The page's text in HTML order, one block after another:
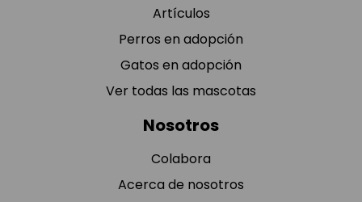
Artículos
Perros en adopción
Gatos en adopción
Ver todas las mascotas
Nosotros
Colabora
Acerca de nosotros